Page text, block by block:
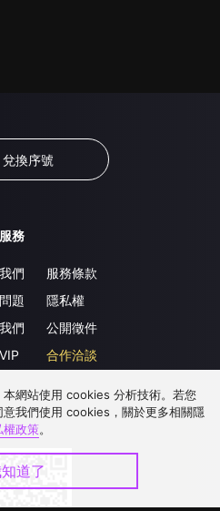
兌換序號
務
們
題
們
服務條款
隱私權
公開徵件
合作洽談
網站使用 cookies 分析技術。若您
我們使用 cookies，關於更多相關隱
權政策。
道了